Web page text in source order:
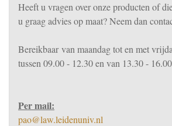
Heeft u vragen over onze producten of
u graag advies op maat? Neem dan
Bereikbaarvan maandag tot en met
tussen 09.00 - 12.30 en van 13.30 -
Per mail:
pao@law.leidenuniv.nl